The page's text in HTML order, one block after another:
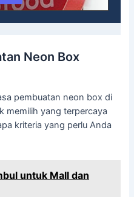
Neon Box
pembuatan neon box di
memilih yang terpercaya
kriteria yang perlu Anda
untuk Mall dan